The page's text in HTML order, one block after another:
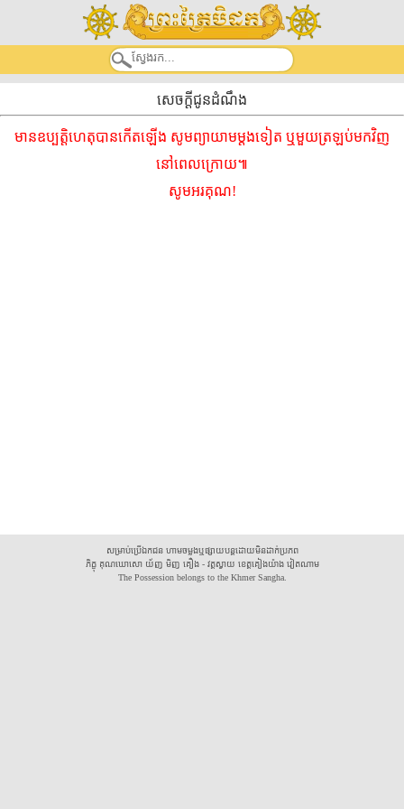
សេចក្តីជូនដំណឹង
មានឧប្បត្តិហេតុបានកើតឡើង សូមព្យាយាមម្ដងទៀត ឬមួយត្រឡប់មកវិញ
នៅពេលក្រោយ៕
សូមអរគុណ!
សម្រាប់ប្រើឯកជន ហាមចម្លងឬផ្សាយបន្តដោយមិនដាក់ប្រភព
ភិក្ខុ គុណឃោសោ យ័ញ មិញ គឿង - វត្តស្វាយ ខេត្តគៀងយ៉ាង វៀតណាម
The Possession belongs to the Khmer Sangha.